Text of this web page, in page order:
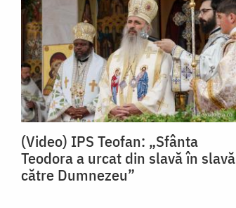
(Video) IPS Teofan: „Sfânta
Teodora a urcat din slavă în slavă
către Dumnezeu”